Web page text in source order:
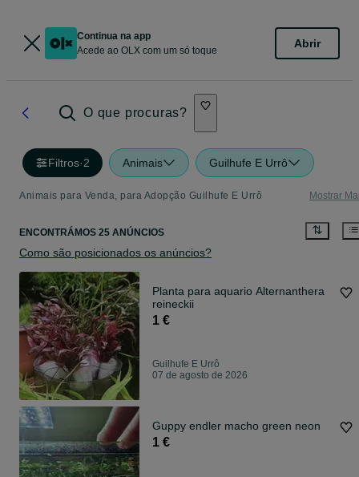
Continua na app
Acede ao OLX com um só toque
Abrir
O que procuras?
Filtros·2 Animais Guilhufe E Urrô
Animais para Venda, para Adopção Guilhufe E Urrô Mostrar
ENCONTRÁMOS 25 ANÚNCIOS
Como são posicionados os anúncios?
Planta para aquario Alternanthera
reineckii
1 €
Guilhufe E Urrô
07 de agosto de 2026
Guppy endler macho green neon
1 €